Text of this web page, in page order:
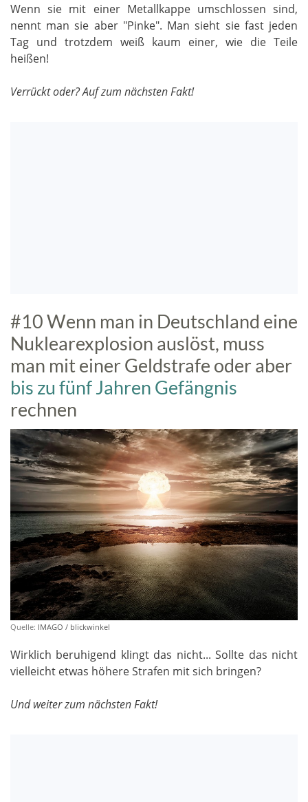
Wenn sie mit einer Metallkappe umschlossen sind,
nennt man sie aber "Pinke". Man sieht sie fast jeden
Tag und trotzdem weiß kaum einer, wie die Teile
heißen!
Verrückt oder? Auf zum nächsten Fakt!
#10 Wenn man in Deutschland eine
Nuklearexplosion auslöst, muss
man mit einer Geldstrafe oder aber
bis zu fünf Jahren Gefängnis
rechnen
Quelle: IMAGO / blickwinkel
Wirklich beruhigend klingt das nicht... Sollte das nicht
vielleicht etwas höhere Strafen mit sich bringen?
Und weiter zum nächsten Fakt!